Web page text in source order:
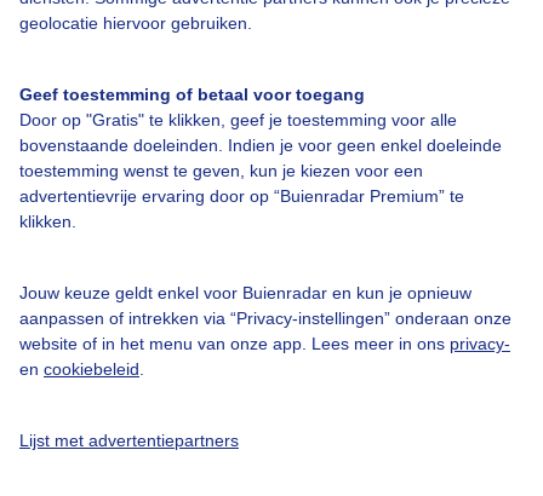
geolocatie hiervoor gebruiken.
Geef toestemming of betaal voor toegang
Door op "Gratis" te klikken, geef je toestemming voor alle
bovenstaande doeleinden. Indien je voor geen enkel doeleinde
toestemming wenst te geven, kun je kiezen voor een
advertentievrije ervaring door op “Buienradar Premium” te
klikken.
Jouw keuze geldt enkel voor Buienradar en kun je opnieuw
aanpassen of intrekken via “Privacy-instellingen” onderaan onze
website of in het menu van onze app. Lees meer in ons privacy-
en cookiebeleid
Lijst met advertentiepartners
Bedrijfsgegevens
Contact
Toegankelijkheid
Gebruikersvoorwaarden
Adverteren
Privacy beleid
Cookie beleid